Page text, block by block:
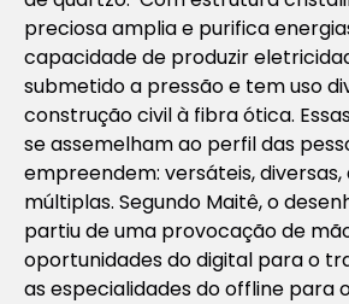
preciosa amplia e purifica
capacidade de produzir
submetido a pressão e tem uso
construção civil à fibra ótica.
se assemelham ao perfil das
empreendem: versáteis, diversas,
múltiplas. Segundo Maitê, o
partiu de uma provocação de
oportunidades do digital para o
as especialidades do offline para